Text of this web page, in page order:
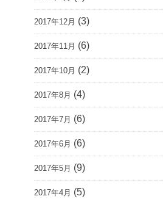
2017年12月 (3)
2017年11月 (6)
2017年10月 (2)
2017年8月 (4)
2017年7月 (6)
2017年6月 (6)
2017年5月 (9)
2017年4月 (5)